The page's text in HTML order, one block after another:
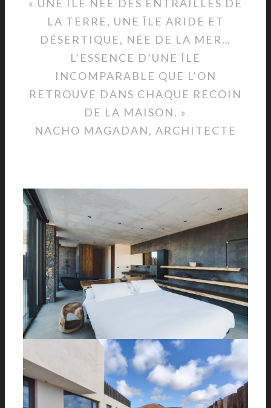
« UNE ÎLE NÉE DES ENTRAILLES DE
LA TERRE, UNE ÎLE ARIDE ET
DÉSERTIQUE, NÉE DE LA MER…
L’ESSENCE D’UNE ÎLE
INCOMPARABLE QUE L’ON
RETROUVE DANS CHAQUE RECOIN
DE LA MAISON. »
NACHO MAGADAN, ARCHITECTE